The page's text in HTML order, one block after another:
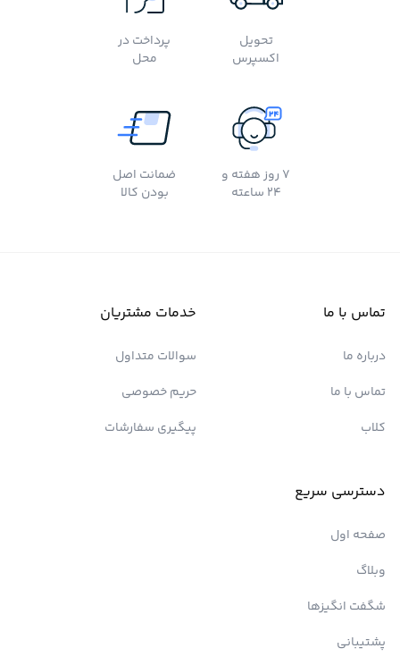
تحویل
اکسپرس
پرداخت در
محل
7 روز هفته و
24 ساعته
ضمانت اصل
بودن کالا
تماس با ما
درباره ما
تماس با ما
کلاب
خدمات مشتریان
سوالات متداول
حریم خصوصی
پیگیری سفارشات
دسترسی سریع
صفحه اول
وبلاگ
شگفت انگیزها
پشتیبانی